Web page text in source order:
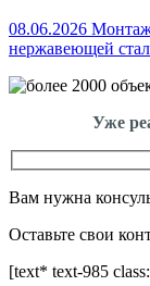
08.06.2026
нержавеющей
Уже
Вам нужна
Оставьте свои
[text* text-985